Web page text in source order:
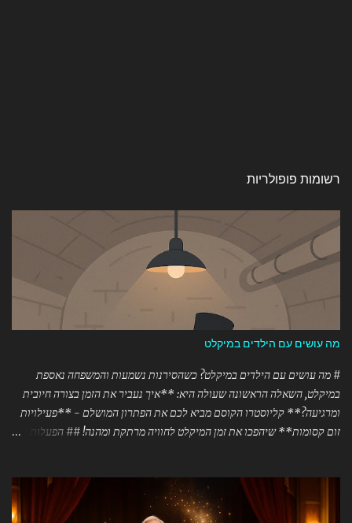
רשומות פופולריות
מה עושים עם הילדים במיקלט
# מה עושים עם הילדים במיקלט? כשהסירנות נשמעות והמשפחה נאספת
במיקלט, השאלה הראשונה שעולה היא: **איך נעביר את הזמן בצורה חיובית
ומרגיעה?** קליוסטרו הקוסם מביא לכם את הפתרון המושלם - **פעילויות
זום קסומות** שיהפכו את זמן המיקלט לחוויה מרתקת ומהנה! ## הפעלות זום
ההפעלה מומלצת לזום מספקת: ### 🎪 מופעי קסמים אינטראקטיביים -
מופעים של 45-90 דקות המותאמים לכל הגילאים - קסמים עם חפצים שיש